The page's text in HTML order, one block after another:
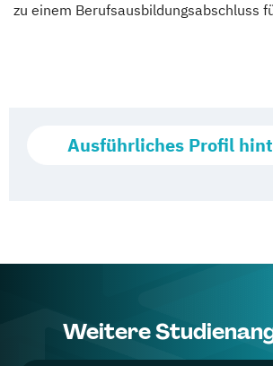
zu einem Berufsausbildungsabschluss
Ausführliches Profil
Weitere